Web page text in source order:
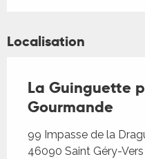
Localisation
La Guinguette
Gourmande
99 Impasse de la
46090 Saint Géry-Vers